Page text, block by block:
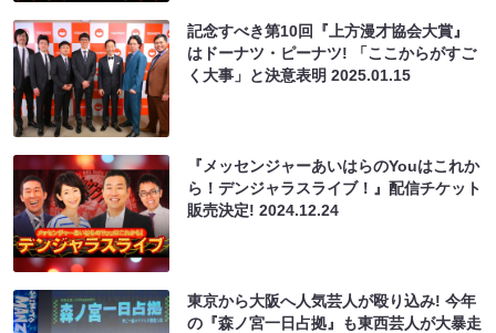
記念すべき第10回『上方漫才協会大賞』
はドーナツ・ピーナツ! 「ここからがすご
く大事」と決意表明2025.01.15
『メッセンジャーあいはらのYouはこれか
ら！デンジャラスライブ！』配信チケット
販売決定!2024.12.24
東京から大阪へ人気芸人が殴り込み! 今年
の『森ノ宮一日占拠』も東西芸人が大暴走